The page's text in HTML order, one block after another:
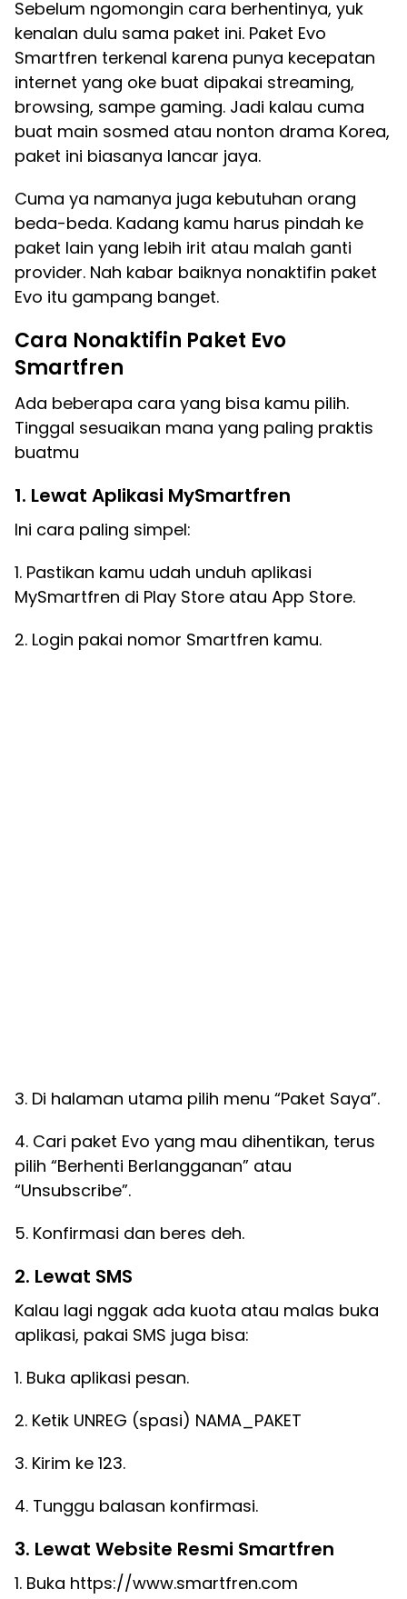
Sebelum ngomongin cara berhentinya, yuk
kenalan dulu sama paket ini. Paket Evo
Smartfren terkenal karena punya kecepatan
internet yang oke buat dipakai streaming,
browsing, sampe gaming. Jadi kalau cuma
buat main sosmed atau nonton drama Korea,
paket ini biasanya lancar jaya.
Cuma ya namanya juga kebutuhan orang
beda-beda. Kadang kamu harus pindah ke
paket lain yang lebih irit atau malah ganti
provider. Nah kabar baiknya nonaktifin paket
Evo itu gampang banget.
Cara Nonaktifin Paket Evo
Smartfren
Ada beberapa cara yang bisa kamu pilih.
Tinggal sesuaikan mana yang paling praktis
buatmu
1. Lewat Aplikasi MySmartfren
Ini cara paling simpel:
1. Pastikan kamu udah unduh aplikasi
MySmartfren di Play Store atau App Store.
2. Login pakai nomor Smartfren kamu.
3. Di halaman utama pilih menu “Paket Saya”.
4. Cari paket Evo yang mau dihentikan, terus
pilih “Berhenti Berlangganan” atau
“Unsubscribe”.
5. Konfirmasi dan beres deh.
2. Lewat SMS
Kalau lagi nggak ada kuota atau malas buka
aplikasi, pakai SMS juga bisa:
1. Buka aplikasi pesan.
2. Ketik UNREG (spasi) NAMA_PAKET
3. Kirim ke 123.
4. Tunggu balasan konfirmasi.
3. Lewat Website Resmi Smartfren
1. Buka https://www.smartfren.com